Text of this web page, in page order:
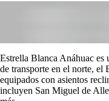
Estrella Blanca Anáhuac es
de transporte en el norte, el
equipados con asientos
incluyen San Miguel de